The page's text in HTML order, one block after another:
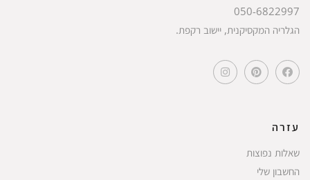
050-6822997
הגלריה המקסיקנית, יישוב רקפת.
עזרה
שאלות נפוצות
החשבון שלי